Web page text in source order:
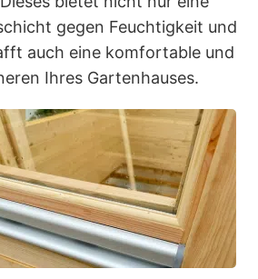
gegen Feuchtigkeit und
auch eine komfortable und
Ihres Gartenhauses.